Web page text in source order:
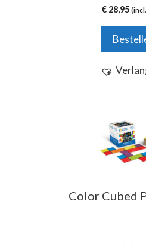
0
v
5
€ 28,95
Color Cubed